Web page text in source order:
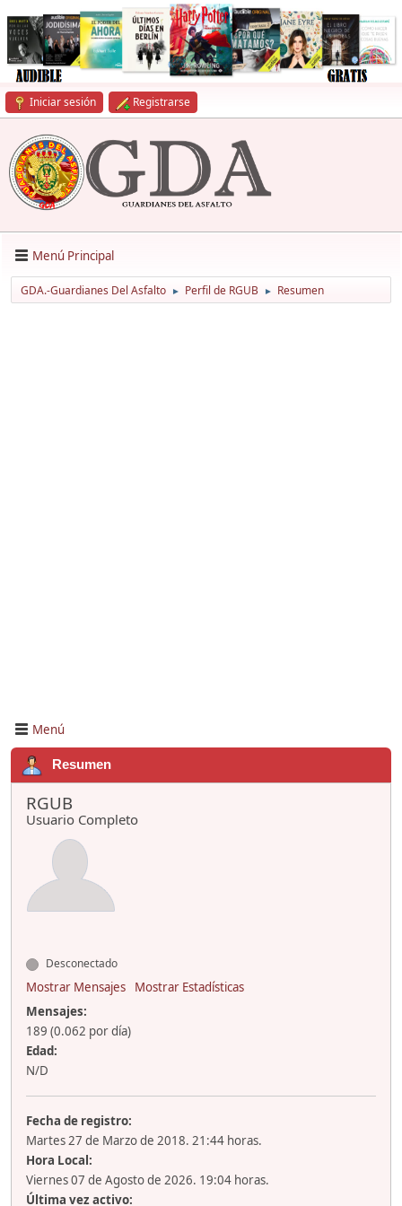
Iniciar sesión Registrarse
Menú Principal
GDA.-Guardianes Del Asfalto ► Perfil de RGUB ► Resumen
Menú
Resumen
RGUB
Usuario Completo
Desconectado
Mostrar Mensajes
Mostrar Estadísticas
Mensajes:
189 (0.062 por día)
Edad:
N/D
Fecha de registro:
Martes 27 de Marzo de 2018. 21:44 horas.
Hora Local:
Viernes 07 de Agosto de 2026. 19:04 horas.
Última vez activo: